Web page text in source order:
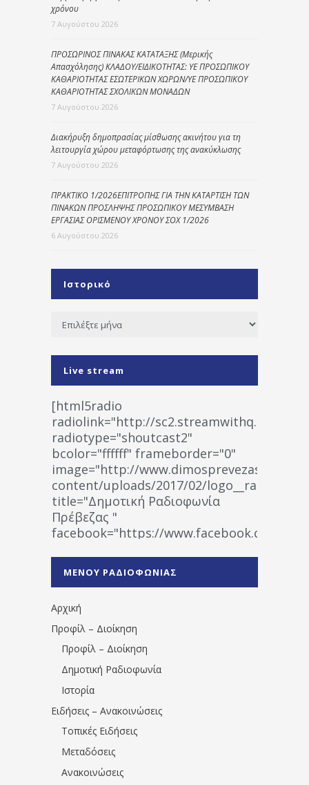
χρόνου
7 Αυγούστου 2026
ΠΡΟΣΩΡΙΝΟΣ ΠΙΝΑΚΑΣ ΚΑΤΑΤΑΞΗΣ (Μερικής
Απασχόλησης) ΚΛΑΔΟΥ/ΕΙΔΙΚΟΤΗΤΑΣ: ΥΕ ΠΡΟΣΩΠΙΚΟΥ
ΚΑΘΑΡΙΟΤΗΤΑΣ ΕΣΩΤΕΡΙΚΩΝ ΧΩΡΩΝ/ΥΕ ΠΡΟΣΩΠΙΚΟΥ
ΚΑΘΑΡΙΟΤΗΤΑΣ ΣΧΟΛΙΚΩΝ ΜΟΝΑΔΩΝ
7 Αυγούστου 2026
Διακήρυξη δημοπρασίας μίσθωσης ακινήτου για τη
λειτουργία χώρου μεταφόρτωσης της ανακύκλωσης
7 Αυγούστου 2026
ΠΡΑΚΤΙΚΟ 1/2026ΕΠΙΤΡΟΠΗΣ ΓΙΑ ΤΗΝ ΚΑΤΑΡΤΙΣΗ ΤΩΝ
ΠΙΝΑΚΩΝ ΠΡΟΣΛΗΨΗΣ ΠΡΟΣΩΠΙΚΟΥ ΜΕΣΥΜΒΑΣΗ
ΕΡΓΑΣΙΑΣ ΟΡΙΣΜΕΝΟΥ ΧΡΟΝΟΥ ΣΟΧ 1/2026
6 Αυγούστου 2026
Ιστορικό
Ιστορικό
Live stream
[html5radio
radiolink="http://
radiotype="shoutcast2"
bcolor="ffffff" frameborder="0"
image="http://www.dimosprevezas.gr/wp-
content/uploads/2017/02/
title="Δημοτική Ραδιοφωνία
Πρέβεζας "
facebook="https://www.facebook.com/
1531194763766854/" artist="" ]
ΜΕΝΟΥ ΡΑΔΙΟΦΩΝΙΑΣ
Αρχική
Προφίλ – Διοίκηση
Προφίλ – Διοίκηση
Δημοτική Ραδιοφωνία
Ιστορία
Ειδήσεις – Ανακοινώσεις
Τοπικές Ειδήσεις
Μεταδόσεις
Ανακοινώσεις